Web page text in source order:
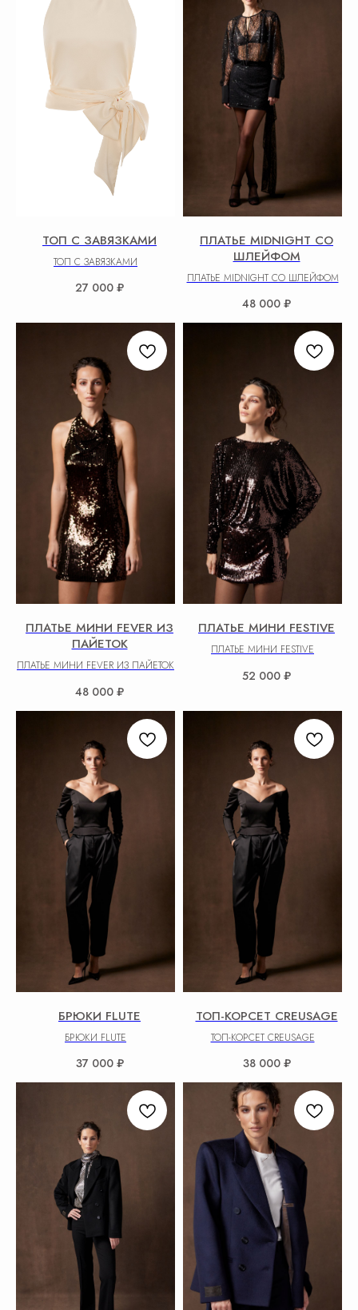
ТОП С ЗАВЯЗКАМИ
ТОП С ЗАВЯЗКАМИ
27 000 ₽
ПЛАТЬЕ MIDNIGHT СО
ШЛЕЙФОМ
ПЛАТЬЕ MIDNIGHT СО ШЛЕЙФОМ
48 000 ₽
ПЛАТЬЕ МИНИ FEVER ИЗ
ПАЙЕТОК
ПЛАТЬЕ МИНИ FEVER ИЗ ПАЙЕТОК
48 000 ₽
ПЛАТЬЕ МИНИ FESTIVE
ПЛАТЬЕ МИНИ FESTIVE
52 000 ₽
БРЮКИ FLUTE
БРЮКИ FLUTE
37 000 ₽
ТОП-КОРСЕТ CREUSAGE
ТОП-КОРСЕТ CREUSAGE
38 000 ₽